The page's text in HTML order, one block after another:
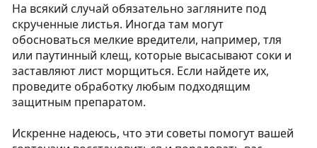
На всякий случай обязательно загляните под
скрученные листья. Иногда там могут
обосноваться мелкие вредители, например, тля
или паутинный клещ, которые высасывают соки и
заставляют лист морщиться. Если найдете их,
проведите обработку любым подходящим
защитным препаратом.
Искренне надеюсь, что эти советы помогут вашей